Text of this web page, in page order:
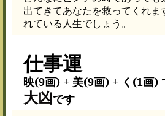
出てきてあなたを救ってくれま
れている人生でしょう。
仕事運
映(9画) + 美(9画) + く(1画)
大凶です